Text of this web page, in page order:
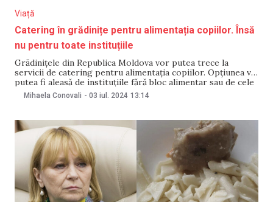
Viață
Catering în grădinițe pentru alimentația copiilor. Însă
nu pentru toate instituțiile
Grădinițele din Republica Moldova vor putea trece la
servicii de catering pentru alimentația copiilor. Opțiunea va
putea fi aleasă de instituțiile fără bloc alimentar sau de cele
în care sunt dificultăți în prepararea bucatelor. Hrana va
Pe 3
Mihaela Conovali - 03 iul. 2024 13:14